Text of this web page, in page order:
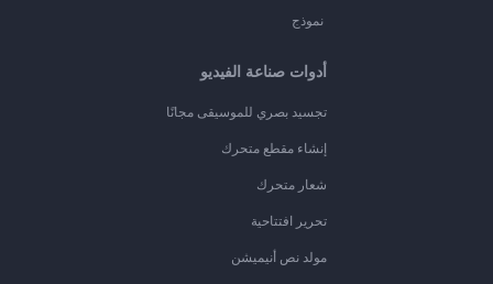
نموذج
أدوات صناعة الفيديو
تجسيد بصري للموسيقى مجانًا
إنشاء مقطع متحرك
شعار متحرك
تحرير افتتاحية
مولد نص أنيميشن